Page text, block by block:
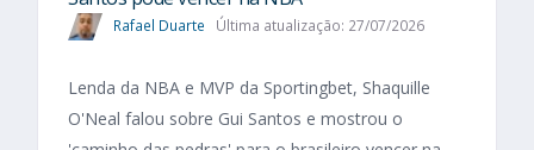
Rafael Duarte Última atualização: 27/07/2026
Lenda da NBA e MVP da Sportingbet, Shaquille
O'Neal falou sobre Gui Santos e mostrou o